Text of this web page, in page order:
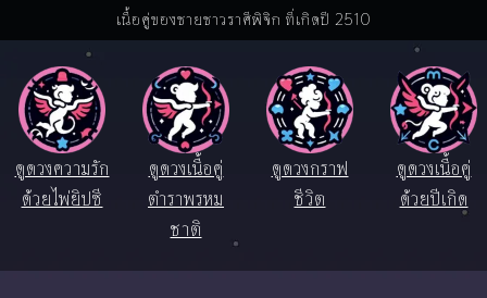
เนื้อคู่ของชายชาวราศีพิจิก ที่เกิดปี 2510
ดูดวงความรัก
ด้วยไพ่ยิปซี
ดูดวงเนื้อคู่
ตำราพรหม
ชาติ
ดูดวงกราฟ
ชีวิต
ดูดวงเนื้อคู่
ด้วยปีเกิด